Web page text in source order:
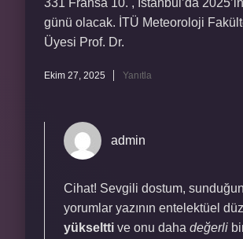
331 Fransa 10. , İstanbul’da
günü olacak. İTÜ Meteoroloji
Üyesi Prof. Dr.
Ekim 27, 2025 Yanıtla
admin
Cihat! Sevgili dostum,
yorumlar yazının entelektüel
yükseltti ve onu daha değerli